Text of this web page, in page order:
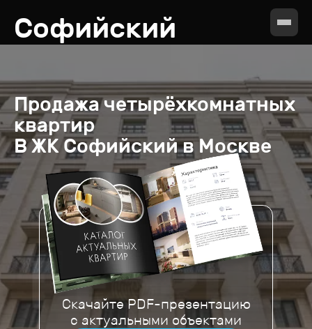
Софийский
Продажачетырёхкомнатных
квартир
В ЖК Софийский в Москве
Скачайте PDF-презентацию
с актуальными объектами